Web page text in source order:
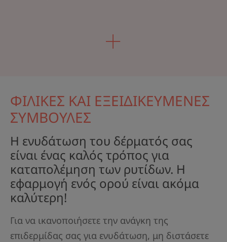
ΦΙΛΙΚΕΣ ΚΑΙ ΕΞΕΙΔΙΚΕΥΜΕΝΕΣ
ΣΥΜΒΟΥΛΕΣ
Η ενυδάτωση του δέρματός σας
είναι ένας καλός τρόπος για
καταπολέμηση των ρυτίδων. Η
εφαρμογή ενός ορού είναι ακόμα
καλύτερη!
Για να ικανοποιήσετε την ανάγκη της
επιδερμίδας σας για ενυδάτωση, μη διστάσετε